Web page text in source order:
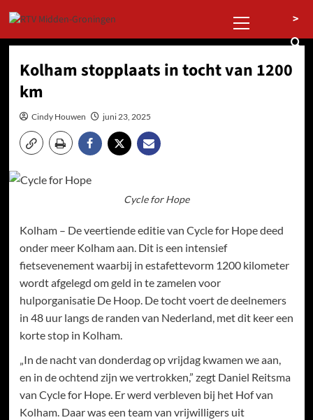
naar
de
menu
>
Kolham stopplaats in tocht van 1200
km
Cindy Houwen juni 23, 2025
Cycle for Hope
Kolham – De veertiende editie van Cycle for Hope deed
onder meer Kolham aan. Dit is een intensief
fietsevenement waarbij in estafettevorm 1200 kilometer
wordt afgelegd om geld in te zamelen voor
hulporganisatie De Hoop. De tocht voert de deelnemers
in 48 uur langs de randen van Nederland, met dit keer een
korte stop in Kolham.
„In de nacht van donderdag op vrijdag kwamen we aan,
en in de ochtend zijn we vertrokken,” zegt Daniel Reitsma
van Cycle for Hope. Er werd verbleven bij het Hof van
Kolham. Daar was een team van vrijwilligers uit